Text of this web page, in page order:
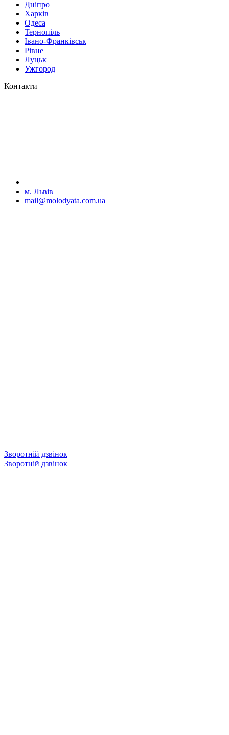
Дніпро
Харків
Одеса
Тернопіль
Івано-Франківськ
Рівне
Луцьк
Ужгород
Контакти
м. Львів
mail@molodyata.com.ua
Зворотній дзвінок
Зворотній дзвінок